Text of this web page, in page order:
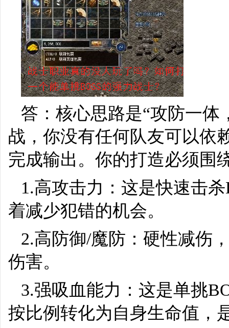
答：核心思路是“攻防一体
战，你没有任何队友可以依
完成输出。你的打造必须围
1.高攻击力：这是快速击
着减少犯错的机会。
2.高防御/魔防：硬性减伤
伤害。
3.强吸血能力：这是单挑
按比例转化为自身生命值，